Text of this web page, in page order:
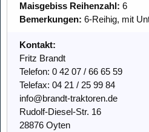
Maisgebiss Reihenzahl: 6
Bemerkungen: 6-Reihig, mit
Kontakt:
Fritz Brandt
Telefon: 0 42 07 / 66 65 59
Telefax: 04 21 / 25 99 84
info@brandt-traktoren.de
Rudolf-Diesel-Str. 16
28876 Oyten